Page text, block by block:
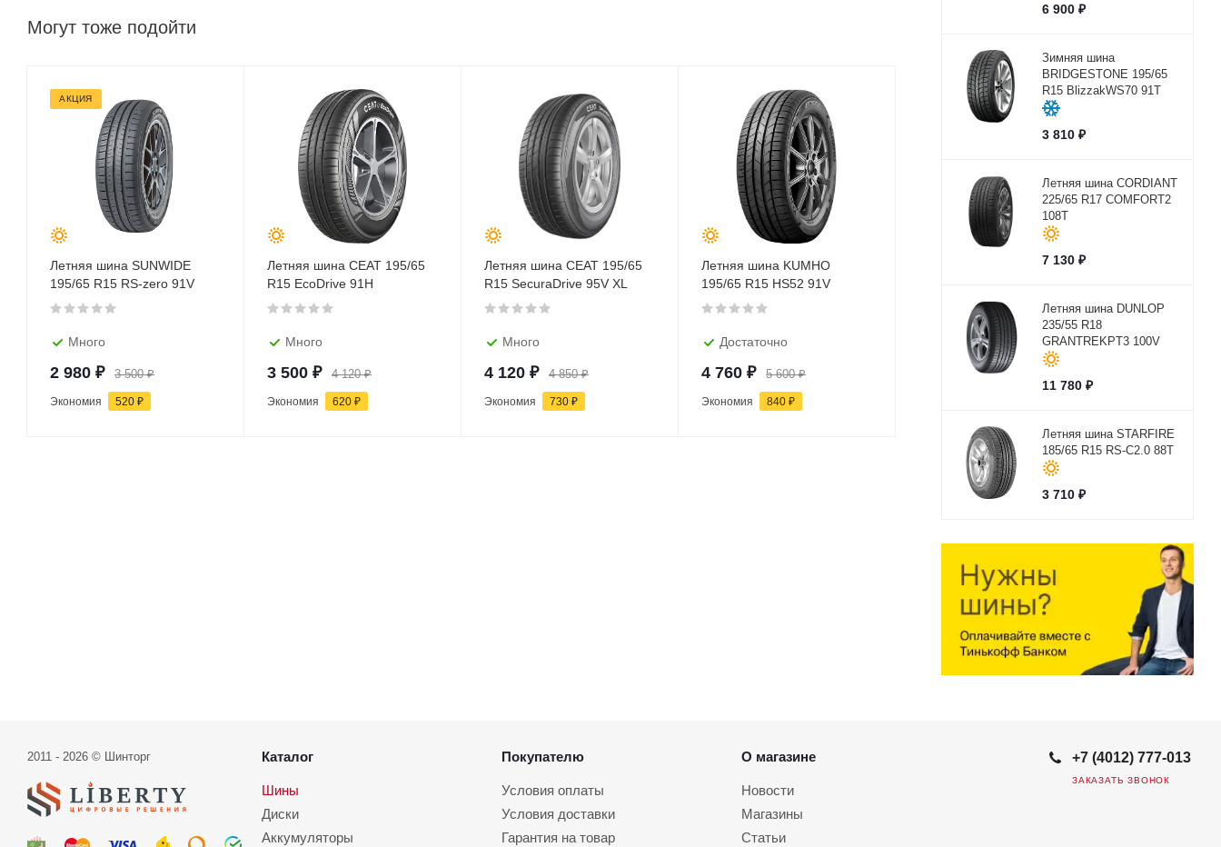
Могут тоже подойти
АКЦИЯ
Летняя шина SUNWIDE
195/65 R15 RS-zero 91V
Много
2 980 ₽ 3 500₽
Экономия 520 ₽
Летняя шина CEAT 195/65
R15 EcoDrive 91H
Много
3 500 ₽ 4 120₽
Экономия 620 ₽
Летняя шина CEAT 195/65
R15 SecuraDrive 95V XL
Много
4 120 ₽ 4 850₽
Экономия 730 ₽
Летняя шина KUMHO
195/65 R15 HS52 91V
Достаточно
4 760 ₽ 5 600₽
Экономия 840 ₽
6 900₽
Зимняя шина
BRIDGESTONE 195/65
R15 BlizzakWS70 91T
3 810₽
Летняя шина CORDIANT
225/65 R17 COMFORT2
108T
7 130₽
Летняя шина DUNLOP
235/55 R18
GRANTREKPT3 100V
11 780₽
Летняя шина STARFIRE
185/65 R15 RS-C2.0 88T
3 710₽
2011 - 2026 © Шинторг Каталог
Шины
Диски
Аккумуляторы
Покупателю
Условия оплаты
Условия доставки
Гарантия на товар
О магазине
Новости
Магазины
Статьи
+7 (4012) 777-013
ЗАКАЗАТЬ ЗВОНОК